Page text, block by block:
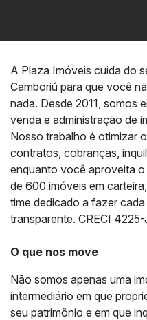
A Plaza Imóveis cuida do
Camboriú para que você
nada. Desde 2011, somos
venda e administração de
Nosso trabalho é otimizar
contratos, cobranças,
enquanto você aproveita o
de 600 imóveis em
time dedicado a fazer
transparente. CRECI 4225-
O que nos move
Não somos apenas uma
intermediário em que
seu patrimônio e em que